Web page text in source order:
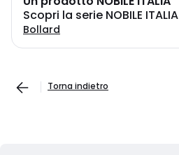
Scopri la serie NOBILE ITALIA
Bollard
Torna indietro